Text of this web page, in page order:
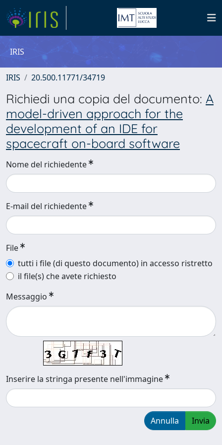
IRIS
IRIS 20.500.11771/34719
Richiedi una copia del documento: A
model-driven approach for the
development of an IDE for
spacecraft on-board software
Nome del richiedente
E-mail del richiedente
File
tutti i file (di questo documento) in accesso ristretto
il file(s) che avete richiesto
Messaggio
Inserire la stringa presente nell'immagine
Annulla Invia